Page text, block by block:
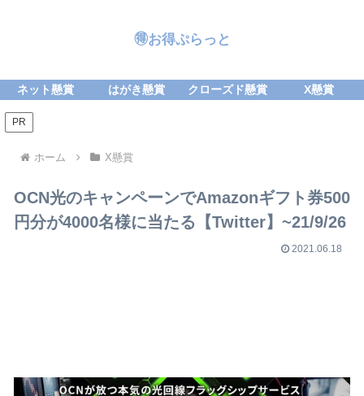
🉐お得ぷらっと
ネット懸賞 はがき懸賞 クローズド懸賞 X懸賞
PR
ホーム X懸賞
OCN光のキャンペーンでAmazonギフト券500
円分が4000名様に当たる【Twitter】~21/9/26
2021.06.18